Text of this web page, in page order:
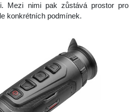
Mezi nimi pak zůstává prostor pro
konkrétních podmínek.